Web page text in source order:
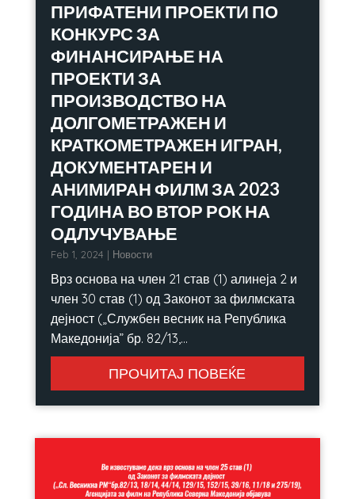
ПРИФАТЕНИ ПРОЕКТИ ПО
КОНКУРС ЗА
ФИНАНСИРАЊЕ НА
ПРОЕКТИ ЗА
ПРОИЗВОДСТВО НА
ДОЛГОМЕТРАЖЕН И
КРАТКОМЕТРАЖЕН ИГРАН,
ДОКУМЕНТАРЕН И
АНИМИРАН ФИЛМ ЗА 2023
ГОДИНА ВО ВТОР РОК НА
ОДЛУЧУВАЊЕ
Feb 1, 2024 | Новости
Врз основа на член 21 став (1) алинеја 2 и
член 30 став (1) од Законот за филмската
дејност („Службен весник на Република
Македонија” бр. 82/13,...
ПРОЧИТАЈ ПОВЕЌЕ